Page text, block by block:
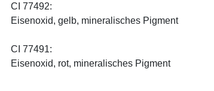
CI 77492:
Eisenoxid, gelb, mineralisches Pigment
CI 77491:
Eisenoxid, rot, mineralisches Pigment